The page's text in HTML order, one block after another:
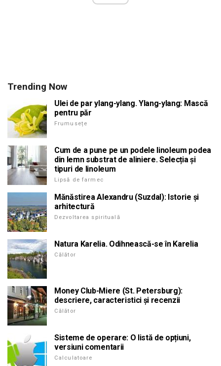
Trending Now
Ulei de par ylang-ylang. Ylang-ylang: Mască
pentru păr
Frumusețe
Cum de a pune pe un podele linoleum podea
din lemn substrat de aliniere. Selecția și
tipuri de linoleum
Lipsă de farmec
Mănăstirea Alexandru (Suzdal): Istorie și
arhitectură
Dezvoltarea spirituală
Natura Karelia. Odihnească-se în Karelia
Călător
Money Club-Miere (St. Petersburg):
descriere, caracteristici și recenzii
Călător
Sisteme de operare: O listă de opțiuni,
versiuni comentarii
Calculatoare